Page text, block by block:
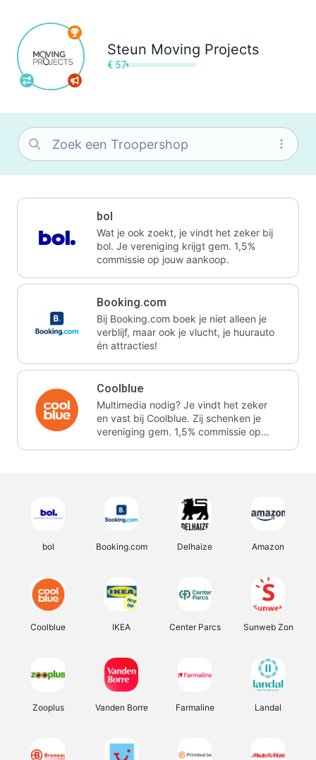
Steun Moving Projects
€ 57
bol
Wat je ook zoekt, je vindt het zeker bij
bol. Je vereniging krijgt gem. 1,5%
commissie op jouw aankoop.
Booking.com
Bij Booking.com boek je niet alleen je
verblijf, maar ook je vlucht, je huurauto
én attracties!
Coolblue
Multimedia nodig? Je vindt het zeker
en vast bij Coolblue. Zij schenken je
vereniging gem. 1,5% commissie op
bol Booking.com Delhaize Amazon
Coolblue IKEA Center Parcs Sunweb Zon
Zooplus Vanden Borre Farmaline Landal